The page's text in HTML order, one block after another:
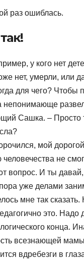
раз ошиблась.
у кого нет
нет, умерли, или
для чего? Чтобы
непонимающе
Сашка. – Просто
мой
не
вопрос. И ты давай,
уже делами
мне так сказать.
это. Надо
конца.
всезнающей
вдребезги в